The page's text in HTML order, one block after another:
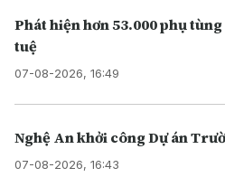
Phát hiện hơn 53.000 phụ
tuệ
07-08-2026, 16:49
Nghệ An khởi công Dự án
07-08-2026, 16:43